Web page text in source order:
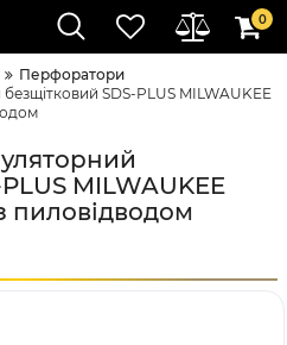
0
Перфоратори
SDS-PLUS MILWAUKEE
MILWAUKEE
пиловідводом